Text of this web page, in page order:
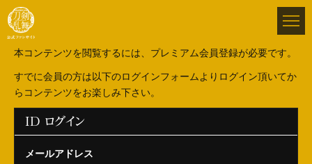
本コンテンツを閲覧するには、プレミアム会員登録が必要です。
すでに会員の方は以下のログインフォームよりログイン頂いてか
らコンテンツをお楽しみ下さい。
ID ログイン
メールアドレス